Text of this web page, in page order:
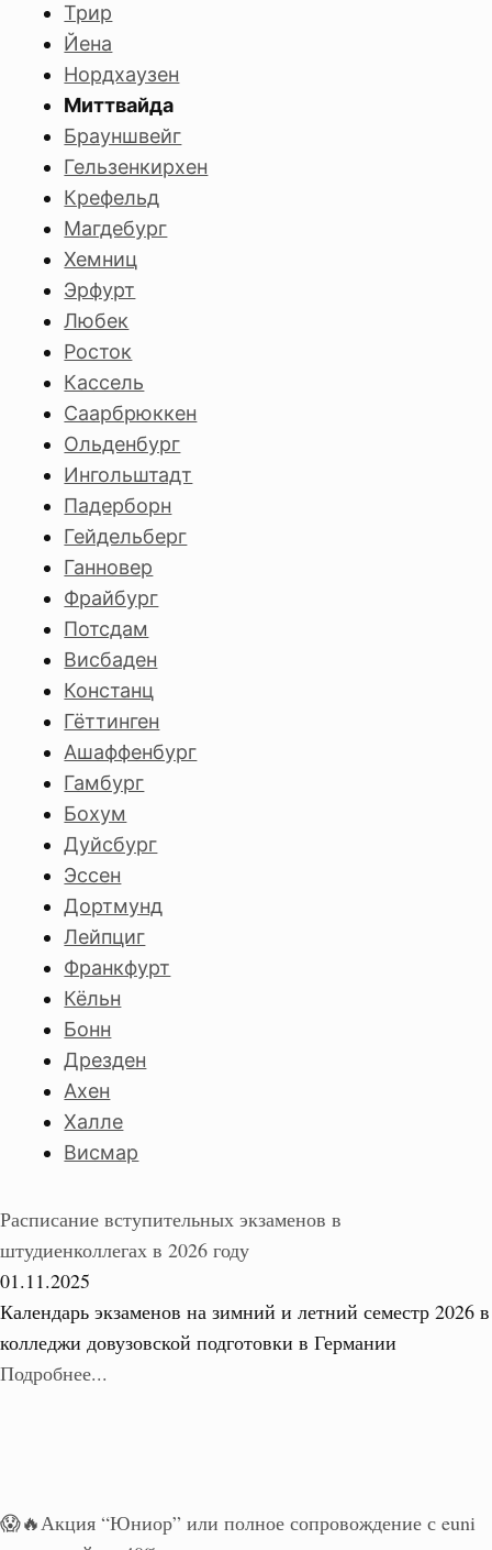
Трир
Йена
Нордхаузен
Миттвайда
Брауншвейг
Гельзенкирхен
Крефельд
Магдебург
Хемниц
Эрфурт
Любек
Росток
Кассель
Саарбрюккен
Ольденбург
Ингольштадт
Падерборн
Гейдельберг
Ганновер
Фрайбург
Потсдам
Висбаден
Констанц
Гёттинген
Ашаффенбург
Гамбург
Бохум
Дуйсбург
Эссен
Дортмунд
Лейпциг
Франкфурт
Кёльн
Бонн
Дрезден
Ахен
Халле
Висмар
Расписание вступительных экзаменов в
штудиенколлегах в 2026 году
01.11.2025
Календарь экзаменов на зимний и летний семестр 2026 в
колледжи довузовской подготовки в Германии
Подробнее...
😱🔥Акция “Юниор” или полное сопровождение с euni